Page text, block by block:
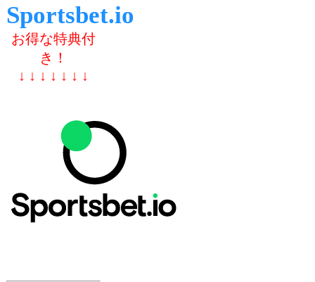
Sportsbet.io
お得な特典付
き！
↓ ↓ ↓ ↓ ↓ ↓ ↓